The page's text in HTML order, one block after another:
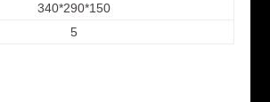
340*290*150
5